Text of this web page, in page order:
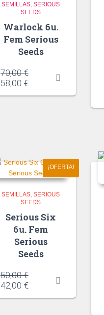
SEMILLAS SERIOUS
SEEDS
Warlock 6u.
Fem Serious
Seeds
70,00€
58,00 €
¡OFERTA!
SEMILLAS SERIOUS
SEEDS
Serious Six
6u. Fem
Serious
Seeds
50,00€
42,00 €